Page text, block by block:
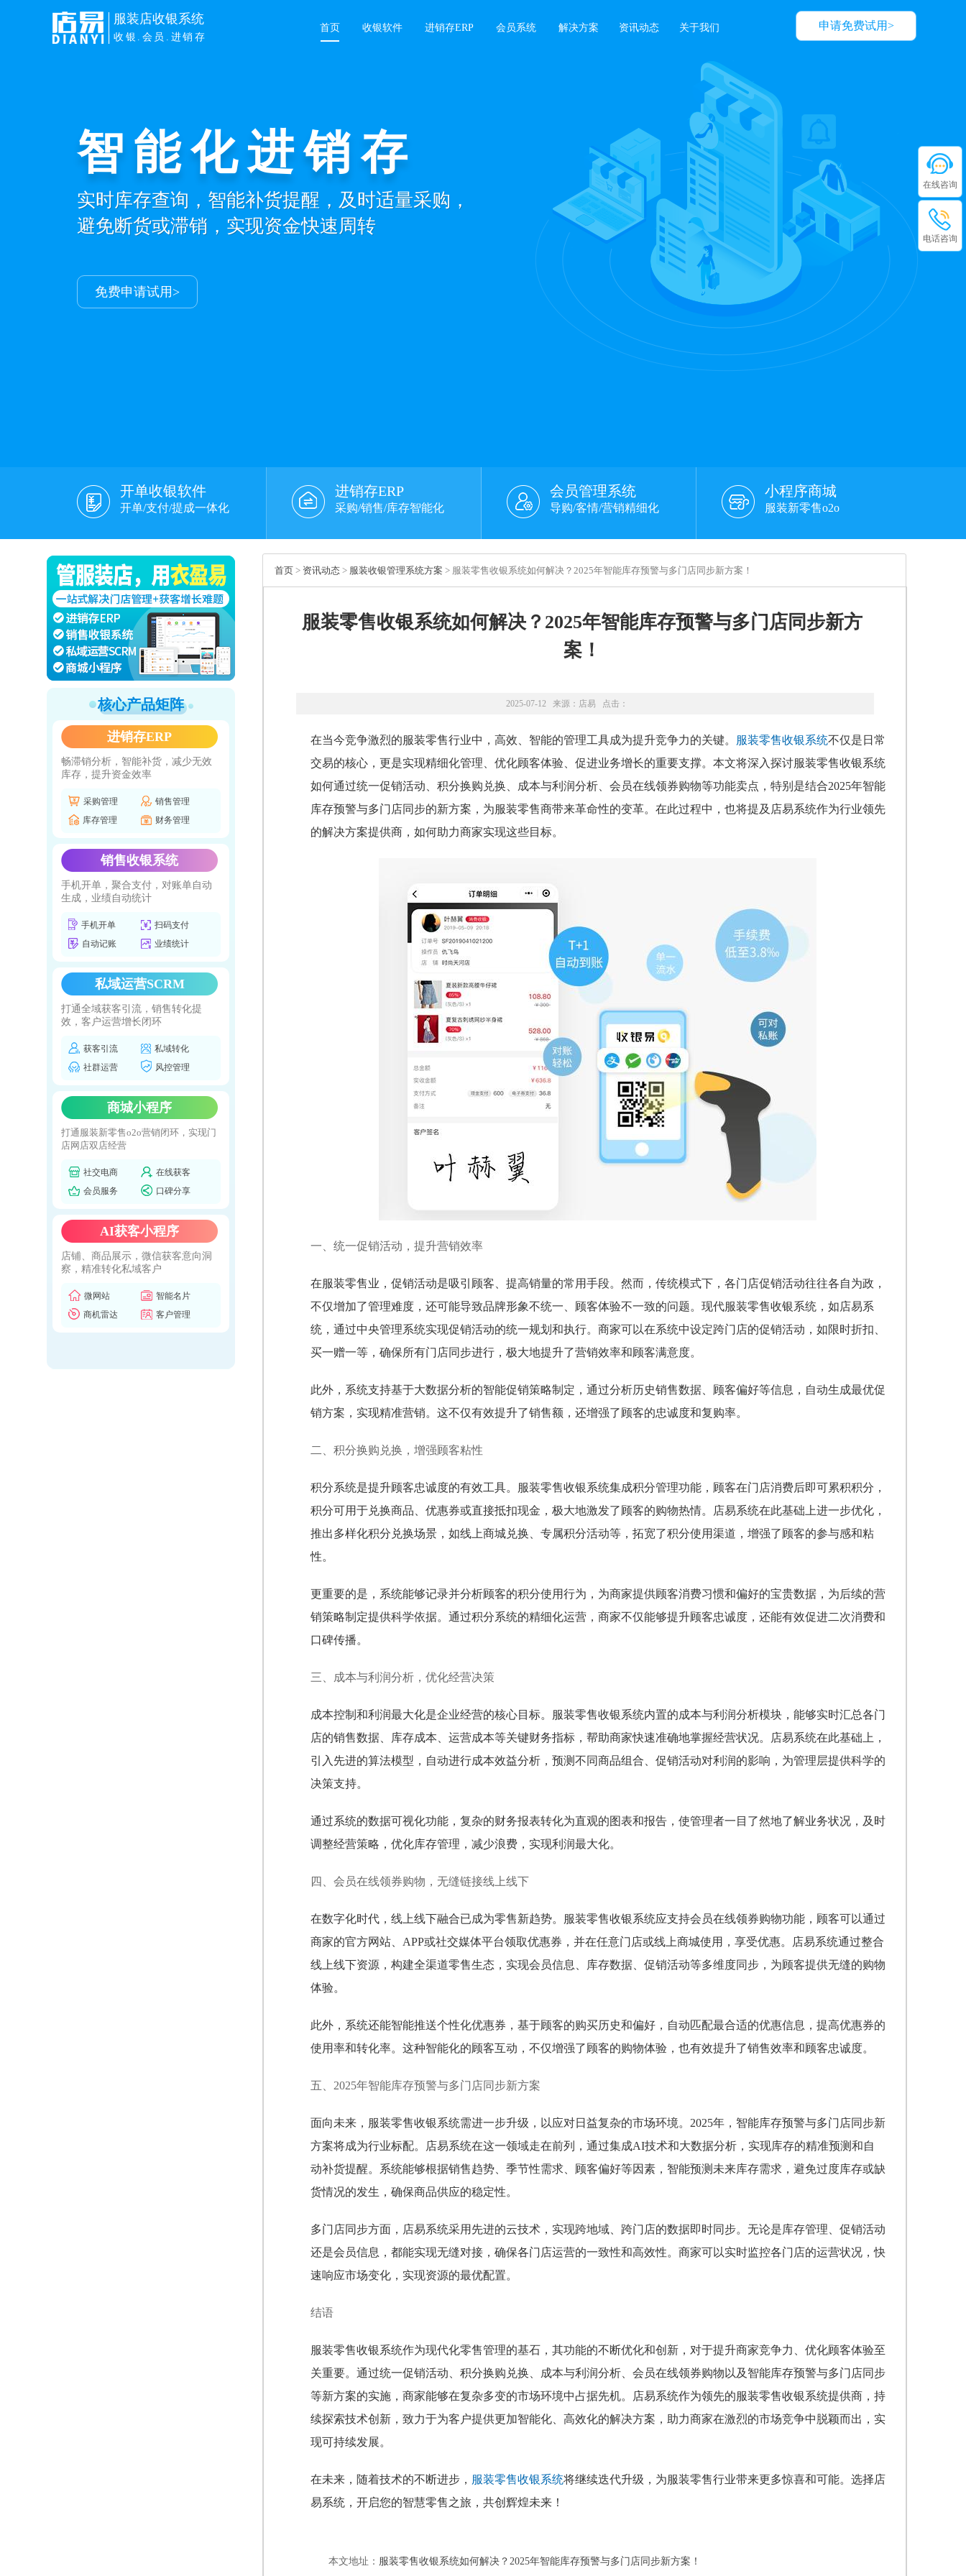
申请免费试用>
服装店收银系统
收银.会员.进销存
首页 收银软件 进销存ERP 会员系统 解决方案 资讯动态 关于我们
智能化进销存
实时库存查询，智能补货提醒，及时适量采购，
避免断货或滞销，实现资金快速周转
免费申请试用>
会员促活/复购
会员360度画像，精准营销促活，增加会员复购，
减少会员留失，更多老客更多订单
免费申请试用>
开单收银软件
开单/支付/提成一体化
进销存ERP
采购/销售/库存智能化
会员管理系统
导购/客情/营销精细化
小程序商城
服装新零售o2o
核心产品矩阵
进销存ERP
畅滞销分析，智能补货，减少无效
库存，提升资金效率
采购管理
销售管理
库存管理
财务管理
销售收银系统
手机开单，聚合支付，对账单自动
生成，业绩自动统计
手机开单
扫码支付
自动记账
业绩统计
私域运营SCRM
打通全域获客引流，销售转化提
效，客户运营增长闭环
获客引流
私域转化
社群运营
风控管理
商城小程序
打通服装新零售o2o营销闭环，实现门
店网店双店经营
社交电商
在线获客
会员服务
口碑分享
AI获客小程序
店铺、商品展示，微信获客意向洞
察，精准转化私域客户
微网站
智能名片
商机雷达
客户管理
首页 > 资讯动态 > 服装收银管理系统方案 > 服装零售收银系统如何解决？2025年智能库存预警与多门店同步新方案！
服装零售收银系统如何解决？2025年智能库存预警与多门店同步新方
案！
2025-07-12 来源： 店易 点击：
在当今竞争激烈的服装零售行业中，高效、智能的管理工具成为提升竞争力的关键。 服装零售收银系统不仅是日常
交易的核心，更是实现精细化管理、优化顾客体验、促进业务增长的重要支撑。本文将深入探讨服装零售收银系统
如何通过统一促销活动、积分换购兑换、成本与利润分析、会员在线领券购物等功能卖点，特别是结合2025年智能
库存预警与多门店同步的新方案，为服装零售商带来革命性的变革。在此过程中，也将提及店易系统作为行业领先
的解决方案提供商，如何助力商家实现这些目标。
一、统一促销活动，提升营销效率
在服装零售业，促销活动是吸引顾客、提高销量的常用手段。然而，传统模式下，各门店促销活动往往各自为政，
不仅增加了管理难度，还可能导致品牌形象不统一、顾客体验不一致的问题。现代服装零售收银系统，如店易系
统，通过中央管理系统实现促销活动的统一规划和执行。商家可以在系统中设定跨门店的促销活动，如限时折扣、
买一赠一等，确保所有门店同步进行，极大地提升了营销效率和顾客满意度。
此外，系统支持基于大数据分析的智能促销策略制定，通过分析历史销售数据、顾客偏好等信息，自动生成最优促
销方案，实现精准营销。这不仅有效提升了销售额，还增强了顾客的忠诚度和复购率。
二、积分换购兑换，增强顾客粘性
积分系统是提升顾客忠诚度的有效工具。服装零售收银系统集成积分管理功能，顾客在门店消费后即可累积积分，
积分可用于兑换商品、优惠券或直接抵扣现金，极大地激发了顾客的购物热情。店易系统在此基础上进一步优化，
推出多样化积分兑换场景，如线上商城兑换、专属积分活动等，拓宽了积分使用渠道，增强了顾客的参与感和粘
性。
更重要的是，系统能够记录并分析顾客的积分使用行为，为商家提供顾客消费习惯和偏好的宝贵数据，为后续的营
销策略制定提供科学依据。通过积分系统的精细化运营，商家不仅能够提升顾客忠诚度，还能有效促进二次消费和
口碑传播。
三、成本与利润分析，优化经营决策
成本控制和利润最大化是企业经营的核心目标。服装零售收银系统内置的成本与利润分析模块，能够实时汇总各门
店的销售数据、库存成本、运营成本等关键财务指标，帮助商家快速准确地掌握经营状况。店易系统在此基础上，
引入先进的算法模型，自动进行成本效益分析，预测不同商品组合、促销活动对利润的影响，为管理层提供科学的
决策支持。
通过系统的数据可视化功能，复杂的财务报表转化为直观的图表和报告，使管理者一目了然地了解业务状况，及时
调整经营策略，优化库存管理，减少浪费，实现利润最大化。
四、会员在线领券购物，无缝链接线上线下
在数字化时代，线上线下融合已成为零售新趋势。服装零售收银系统应支持会员在线领券购物功能，顾客可以通过
商家的官方网站、APP或社交媒体平台领取优惠券，并在任意门店或线上商城使用，享受优惠。店易系统通过整合
线上线下资源，构建全渠道零售生态，实现会员信息、库存数据、促销活动等多维度同步，为顾客提供无缝的购物
体验。
此外，系统还能智能推送个性化优惠券，基于顾客的购买历史和偏好，自动匹配最合适的优惠信息，提高优惠券的
使用率和转化率。这种智能化的顾客互动，不仅增强了顾客的购物体验，也有效提升了销售效率和顾客忠诚度。
五、2025年智能库存预警与多门店同步新方案
面向未来，服装零售收银系统需进一步升级，以应对日益复杂的市场环境。2025年，智能库存预警与多门店同步新
方案将成为行业标配。店易系统在这一领域走在前列，通过集成AI技术和大数据分析，实现库存的精准预测和自
动补货提醒。系统能够根据销售趋势、季节性需求、顾客偏好等因素，智能预测未来库存需求，避免过度库存或缺
货情况的发生，确保商品供应的稳定性。
多门店同步方面，店易系统采用先进的云技术，实现跨地域、跨门店的数据即时同步。无论是库存管理、促销活动
还是会员信息，都能实现无缝对接，确保各门店运营的一致性和高效性。商家可以实时监控各门店的运营状况，快
速响应市场变化，实现资源的最优配置。
结语
服装零售收银系统作为现代化零售管理的基石，其功能的不断优化和创新，对于提升商家竞争力、优化顾客体验至
关重要。通过统一促销活动、积分换购兑换、成本与利润分析、会员在线领券购物以及智能库存预警与多门店同步
等新方案的实施，商家能够在复杂多变的市场环境中占据先机。店易系统作为领先的服装零售收银系统提供商，持
续探索技术创新，致力于为客户提供更加智能化、高效化的解决方案，助力商家在激烈的市场竞争中脱颖而出，实
现可持续发展。
在未来，随着技术的不断进步， 服装零售收银系统将继续迭代升级，为服装零售行业带来更多惊喜和可能。选择店
易系统，开启您的智慧零售之旅，共创辉煌未来！
本文地址： 服装零售收银系统如何解决？2025年智能库存预警与多门店同步新方案！
在线咨询
电话咨询